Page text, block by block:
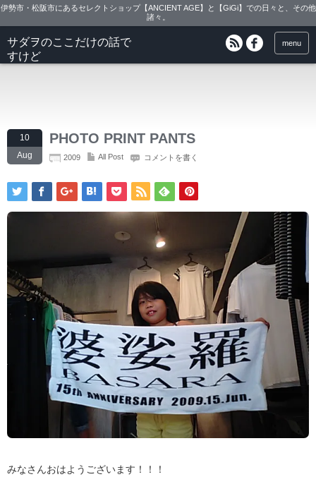
伊勢市・松阪市にあるセレクトショップ【ANCIENT AGE】と【GiGi】での日々と、その他
諸々。
サダヲのここだけの話で
すけど
menu
10
Aug
PHOTO PRINT PANTS
2009 All Post コメントを書く
みなさんおはようございます！！！